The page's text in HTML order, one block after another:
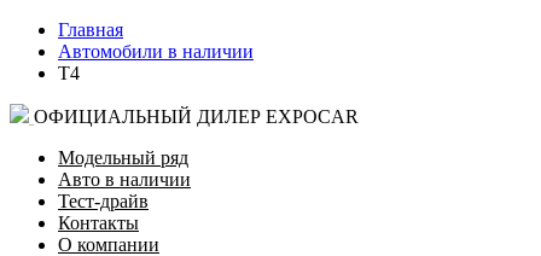
Главная
Автомобили в наличии
T4
ОФИЦИАЛЬНЫЙ ДИЛЕР EXPOCAR
Модельный ряд
Авто в наличии
Тест-драйв
Контакты
О компании